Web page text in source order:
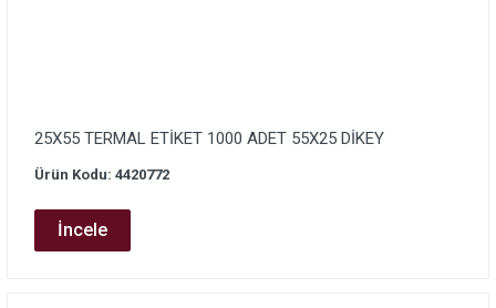
25X55 TERMAL ETİKET 1000 ADET 55X25 DİKEY
Ürün Kodu: 4420772
İncele